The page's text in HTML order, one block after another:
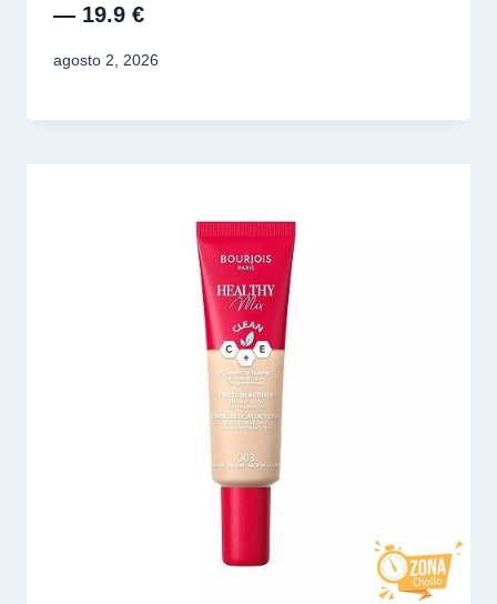
— 19.9 €
agosto 2, 2026